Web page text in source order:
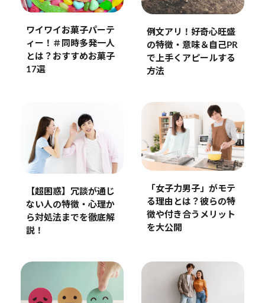
ワイワイお菓子パーテ
ィー！＃同時多発一人
とは？おすすめお菓子
17選
例文アリ！好奇心旺盛
の特徴・意味＆自己PR
で上手くアピールする
方法
【超困惑】冗談が通じ
ない人の特徴・心理か
ら対処法までを徹底解
説！
「女子力男子」がモテ
る理由とは？彼らの特
徴や付き合うメリット
を大公開